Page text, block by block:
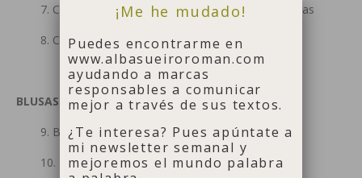
7. Camisa masculina de lino a rayas azules y blancas
8. Camisa-túnica
BLUSAS Y CAMISETAS DE MANGA CORTA
9. Blusa blanca de lino
10. Blusa verde agua
¡Me he mudado!
Puedes encontrarme en
www.albasueiroroman.com
ayudando a marcas
responsables a comunicar
mejor a través de sus textos.
¿Te interesa? Pues apúntate a
mi newsletter semanal y
mejoremos el mundo palabra